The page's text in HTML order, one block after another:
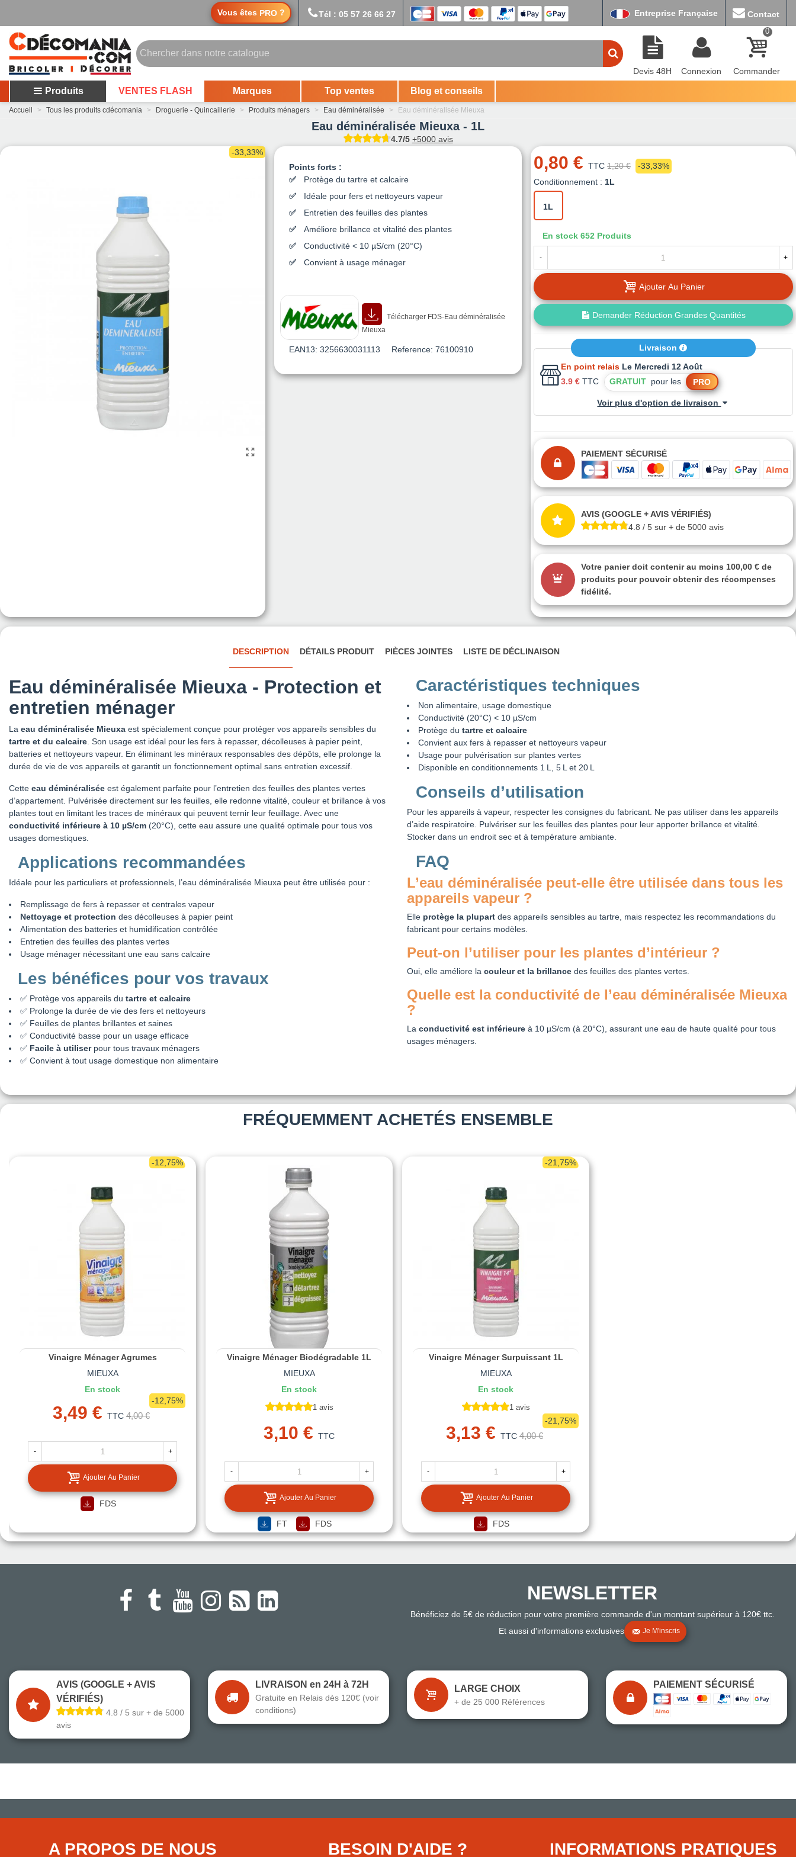
Vous êtes PRO ? Tél : 05 57 26 66 27 Entreprise Française Contact
Devis 48H Connexion
0
Commander
Produits VENTES FLASH Marques Top ventes Blog et conseils
Accueil > Tous les produits cdécomania > Droguerie - Quincaillerie > Produits ménagers > Eau déminéralisée > Eau déminéralisée Mieuxa
Eau déminéralisée Mieuxa - 1L
4.7/5 +5000 avis
-33,33%
Points forts :
Protège du tartre et calcaire
Idéale pour fers et nettoyeurs vapeur
Entretien des feuilles des plantes
Améliore brillance et vitalité des plantes
Conductivité < 10 µS/cm (20°C)
Convient à usage ménager
Télécharger FDS-Eau déminéralisée
Mieuxa
EAN13: 3256630031113 Reference: 76100910
0,80 € TTC 1,20 €
-33,33%
Conditionnement : 1L
1L
En stock 652 Produits
- +
Ajouter Au Panier
Demander Réduction Grandes Quantités
Livraison
En point relais Le Mercredi 12 Août
3.9 € TTC GRATUITpour les PRO
Voir plus d'option de livraison
PAIEMENT SÉCURISÉ
AVIS (GOOGLE + AVIS VÉRIFIÉS)
4.8 / 5 sur + de 5000 avis
Votre panier doit contenir au moins 100,00 € de
produits pour pouvoir obtenir des récompenses
fidélité.
DESCRIPTION DÉTAILS PRODUIT PIÈCES JOINTES LISTE DE DÉCLINAISON
Eau déminéralisée Mieuxa - Protection et
entretien ménager
La eau déminéralisée Mieuxa est spécialement conçue pour protéger vos appareils sensibles du
tartre et du calcaire. Son usage est idéal pour les fers à repasser, décolleuses à papier peint,
batteries et nettoyeurs vapeur. En éliminant les minéraux responsables des dépôts, elle prolonge la
durée de vie de vos appareils et garantit un fonctionnement optimal sans entretien excessif.
Cette eau déminéralisée est également parfaite pour l’entretien des feuilles des plantes vertes
d’appartement. Pulvérisée directement sur les feuilles, elle redonne vitalité, couleur et brillance à vos
plantes tout en limitant les traces de minéraux qui peuvent ternir leur feuillage. Avec une
conductivité inférieure à 10 µS/cm (20°C), cette eau assure une qualité optimale pour tous vos
usages domestiques.
Applications recommandées
Idéale pour les particuliers et professionnels, l’eau déminéralisée Mieuxa peut être utilisée pour :
Remplissage de fers à repasser et centrales vapeur
Nettoyage et protection des décolleuses à papier peint
Alimentation des batteries et humidification contrôlée
Entretien des feuilles des plantes vertes
Usage ménager nécessitant une eau sans calcaire
Les bénéfices pour vos travaux
✅ Protège vos appareils du tartre et calcaire
✅ Prolonge la durée de vie des fers et nettoyeurs
✅ Feuilles de plantes brillantes et saines
✅ Conductivité basse pour un usage efficace
✅ Facile à utiliserpour tous travaux ménagers
✅ Convient à tout usage domestique non alimentaire
Caractéristiques techniques
Non alimentaire, usage domestique
Conductivité (20°C) < 10 µS/cm
Protège du tartre et calcaire
Convient aux fers à repasser et nettoyeurs vapeur
Usage pour pulvérisation sur plantes vertes
Disponible en conditionnements 1 L, 5 L et 20 L
Conseils d’utilisation
Pour les appareils à vapeur, respecter les consignes du fabricant. Ne pas utiliser dans les appareils
d’aide respiratoire. Pulvériser sur les feuilles des plantes pour leur apporter brillance et vitalité.
Stocker dans un endroit sec et à température ambiante.
FAQ
L’eau déminéralisée peut-elle être utilisée dans tous les
appareils vapeur ?
Elle protège la plupart des appareils sensibles au tartre, mais respectez les recommandations du
fabricant pour certains modèles.
Peut-on l’utiliser pour les plantes d’intérieur ?
Oui, elle améliore la couleur et la brillance des feuilles des plantes vertes.
Quelle est la conductivité de l’eau déminéralisée Mieuxa
?
La conductivité est inférieure à 10 µS/cm (à 20°C), assurant une eau de haute qualité pour tous
usages ménagers.
FRÉQUEMMENT ACHETÉS ENSEMBLE
-12,75%
Vinaigre Ménager Agrumes
MIEUXA
En stock
3,49 € TTC 4,00 €
-12,75%
- +
Ajouter Au Panier
FDS
Vinaigre Ménager Biodégradable 1L
MIEUXA
En stock
1 avis
3,10 € TTC
- +
Ajouter Au Panier
FT FDS
-21,75%
Vinaigre Ménager Surpuissant 1L
MIEUXA
En stock
1 avis
3,13 € TTC 4,00 €
-21,75%
- +
Ajouter Au Panier
FDS
● Exceptionnel
● Exceptionnel
NEWSLETTER
Bénéficiez de 5€ de réduction pour votre première commande d'un montant supérieur à 120€ ttc.
Et aussi d'informations exclusives
Je M'inscris
AVIS (GOOGLE + AVIS
VÉRIFIÉS)
4.8 / 5 sur + de 5000
avis
LIVRAISON en 24H à 72H
Gratuite en Relais dès 120€ (voir
conditions)
LARGE CHOIX
+ de 25 000 Références
PAIEMENT SÉCURISÉ
A PROPOS DE NOUS BESOIN D'AIDE ? INFORMATIONS PRATIQUES